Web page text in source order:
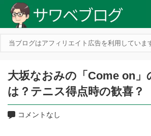
当ブログはアフィリエイト広告を利用していま
大坂なおみの「Come on」
は？テニス得点時の歓喜？
コメントなし